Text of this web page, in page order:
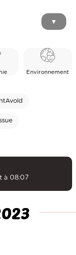
▼
Environnement
à 08:07